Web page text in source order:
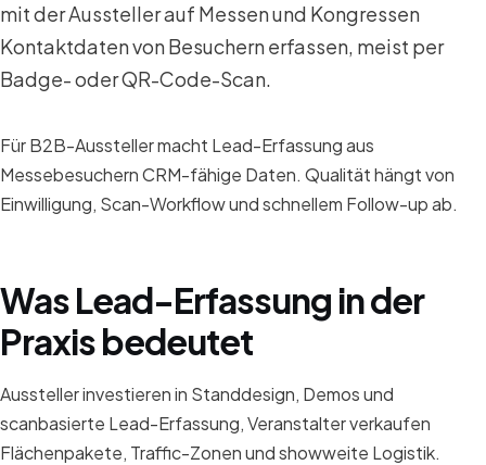
mit der Aussteller auf Messen und Kongressen
Kontaktdaten von Besuchern erfassen, meist per
Badge- oder QR-Code-Scan.
Für B2B-Aussteller macht Lead-Erfassung aus
Messebesuchern CRM-fähige Daten. Qualität hängt von
Einwilligung, Scan-Workflow und schnellem Follow-up ab.
Was Lead-Erfassung in der
Praxis bedeutet
Aussteller investieren in Standdesign, Demos und
scanbasierte Lead-Erfassung, Veranstalter verkaufen
Flächenpakete, Traffic-Zonen und showweite Logistik.